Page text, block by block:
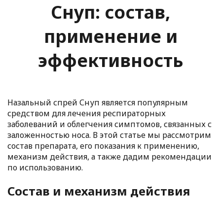
Снуп: состав,
применение и
эффективность
Назальный спрей Снуп является популярным
средством для лечения респираторных
заболеваний и облегчения симптомов, связанных с
заложенностью носа. В этой статье мы рассмотрим
состав препарата, его показания к применению,
механизм действия, а также дадим рекомендации
по использованию.
Состав и механизм действия